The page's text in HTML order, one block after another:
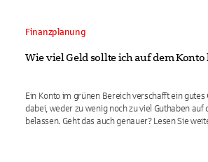
Finanzplanung
Wie viel Geld sollte ich auf dem Konto
Ein Konto im grünen Bereich verschafft ein gutes
dabei, weder zu wenig noch zu viel Guthaben auf
belassen. Geht das auch genauer? Lesen Sie